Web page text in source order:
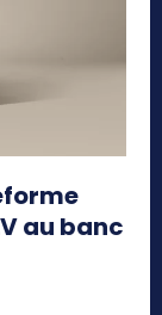
au banc